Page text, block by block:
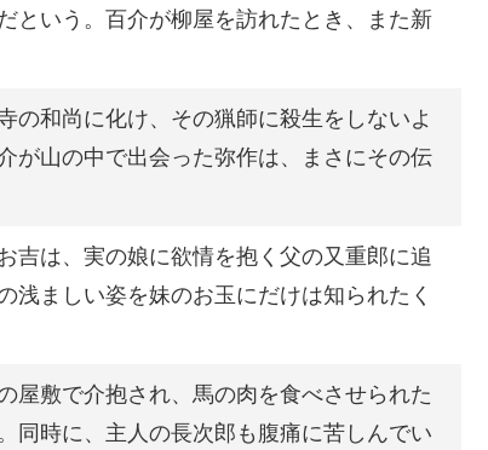
という。百介が柳屋を訪れたとき、また新
の和尚に化け、その猟師に殺生をしないよ
が山の中で出会った弥作は、まさにその伝
吉は、実の娘に欲情を抱く父の又重郎に追
浅ましい姿を妹のお玉にだけは知られたく
屋敷で介抱され、馬の肉を食べさせられた
同時に、主人の長次郎も腹痛に苦しんでい